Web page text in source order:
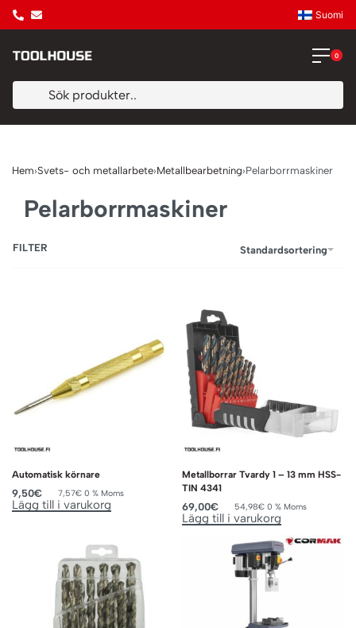
Suomi
0
Hem›Svets- och metallarbete›Metallbearbetning›Pelarborrmaskiner
Pelarborrmaskiner
Standardsortering
FILTER
Automatisk körnare
9,50€ 7,57€ 0 % Moms
Lägg till i varukorg
Metallborrar Tvardy 1 – 13 mm HSS-
TIN 4341
69,00€ 54,98€ 0 % Moms
Lägg till i varukorg